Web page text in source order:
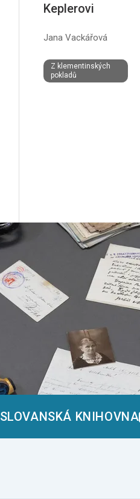
Keplerovi
Jana Vackářová
Z klementinských
pokladů
SLOVANSKÁ KNIHOVNA